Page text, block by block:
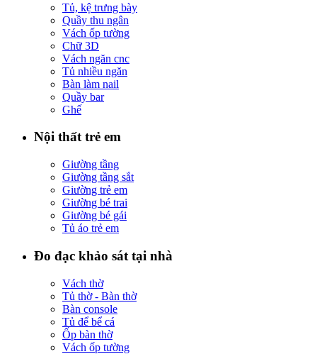
Tủ, kệ trưng bày
Quầy thu ngân
Vách ốp tường
Chữ 3D
Vách ngăn cnc
Tủ nhiều ngăn
Bàn làm nail
Quầy bar
Ghế
Nội thất trẻ em
Giường tầng
Giường tầng sắt
Giường trẻ em
Giường bé trai
Giường bé gái
Tủ áo trẻ em
Đo đạc khảo sát tại nhà
Vách thờ
Tủ thờ - Bàn thờ
Bàn console
Tủ để bể cá
Ốp bàn thờ
Vách ốp tường